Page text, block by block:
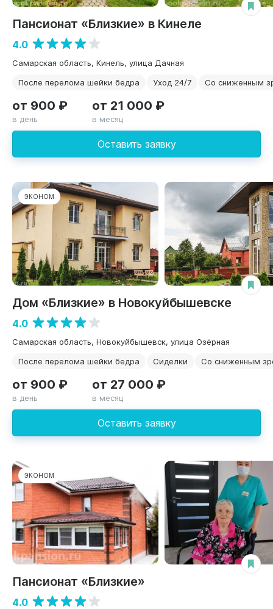
Пансионат «Близкие» в Кинеле
4.0
Самарская область, Кинель, улица Дачная
После перелома шейки бедра
Уход 24/7 Со сниженным
Оставить заявку
от 900 ₽
в день
от 21 000 ₽
в месяц
ЭКОНОМ
Дом «Близкие» в Новокуйбышевске
4.0
Самарская область, Новокуйбышевск, улица Озёрная
После перелома шейки бедра
Сиделки Со сниженным
Оставить заявку
от 900 ₽
в день
от 27 000 ₽
в месяц
ЭКОНОМ
Пансионат «Близкие»
4.0